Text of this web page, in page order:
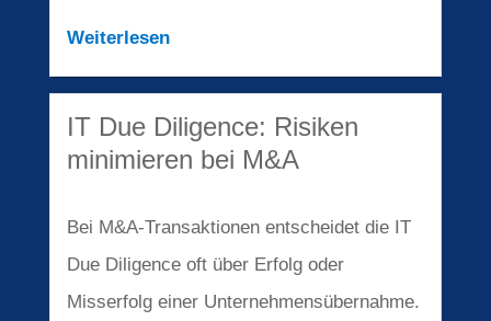
Weiterlesen
IT Due Diligence: Risiken
minimieren bei M&A
Bei M&A-Transaktionen entscheidet die IT
Due Diligence oft über Erfolg oder
Misserfolg einer Unternehmensübernahme.